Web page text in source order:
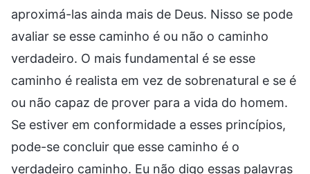
aproximá-las ainda mais de Deus. Nisso se pode
avaliar se esse caminho é ou não o caminho
verdadeiro. O mais fundamental é se esse
caminho é realista em vez de sobrenatural e se é
ou não capaz de prover para a vida do homem.
Se estiver em conformidade a esses princípios,
pode-se concluir que esse caminho é o
verdadeiro caminho. Eu não digo essas palavras